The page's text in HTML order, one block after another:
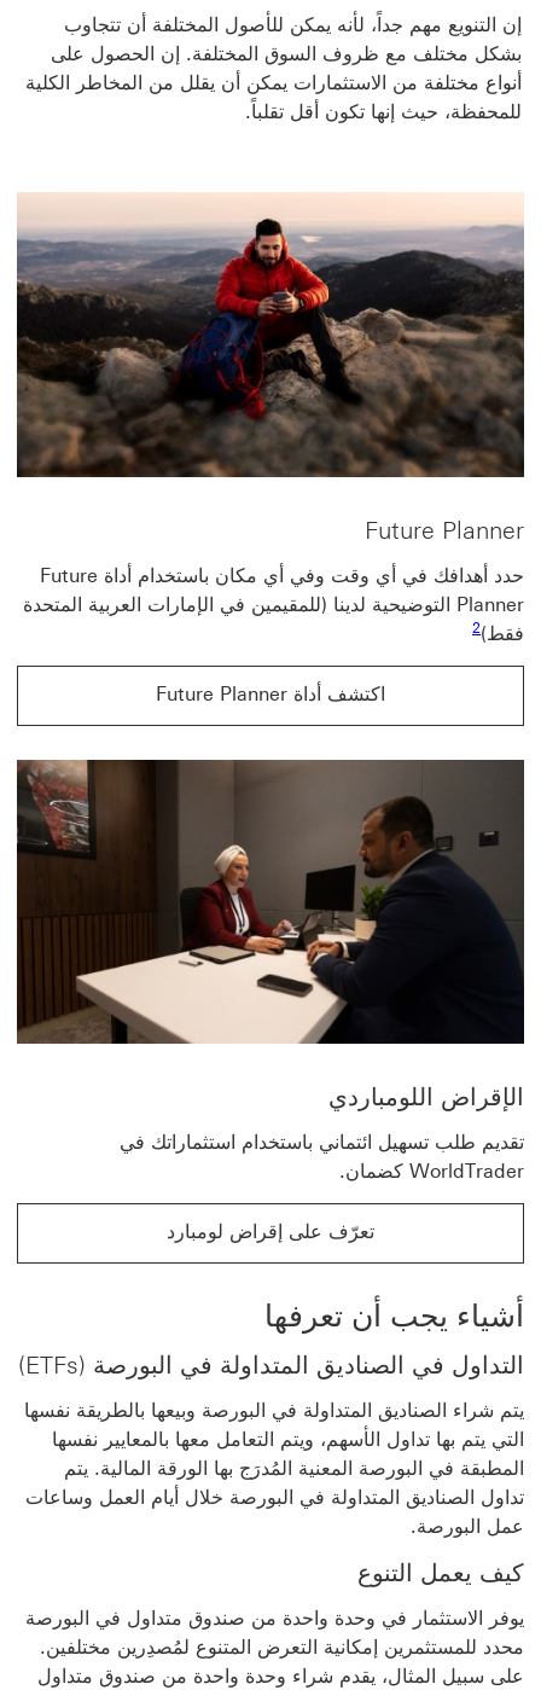
إن التنويع مهم جداً، لأنه يمكن للأصول المختلفة أن تتجاوب
بشكل مختلف مع ظروف السوق المختلفة. إن الحصول على
أنواع مختلفة من الاستثمارات يمكن أن يقلل من المخاطر الكلية
للمحفظة، حيث إنها تكون أقل تقلباً.
Future Planner
حدد أهدافك في أي وقت وفي أي مكان باستخدام أداة Future
Planner التوضيحية لدينا (للمقيمين في الإمارات العربية المتحدة
فقط)2 رابط الحاشية السفلية 2
اكتشف أداة Future Planner
الإقراض اللومباردي
تقديم طلب تسهيل ائتماني باستخدام استثماراتك في
WorldTrader كضمان.
تعرّف على ‏‫إقراض لومبارد‬
أشياء يجب أن تعرفها
التداول في ‏‫الصناديق المتداولة في البورصة‬ (ETFs)
يتم شراء الصناديق المتداولة في البورصة وبيعها بالطريقة نفسها
التي يتم بها تداول الأسهم، ويتم التعامل معها بالمعايير نفسها
المطبقة في البورصة المعنية المُدرَج بها الورقة المالية. يتم
تداول الصناديق المتداولة في البورصة خلال أيام العمل وساعات
عمل البورصة.
كيف يعمل التنوع
يوفر الاستثمار في وحدة واحدة من صندوق متداول في البورصة
محدد للمستثمرين إمكانية التعرض المتنوع لمُصدِرين مختلفين.
‏‫على سبيل المثال، يقدم شراء وحدة واحدة من صندوق متداول